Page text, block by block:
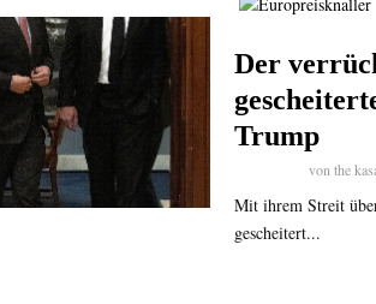
Der
Trump
vonthe
Mit ihrem Streit
gescheitert...